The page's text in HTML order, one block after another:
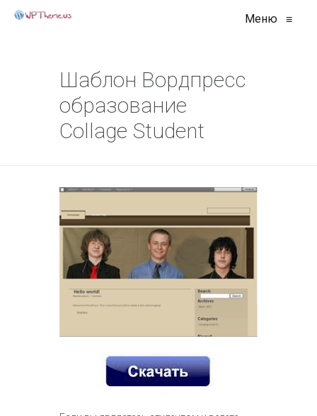
Меню ≡
Шаблон Вордпресс
образование
Collage Student